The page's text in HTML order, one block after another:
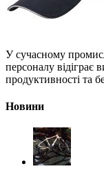
У сучасному
персоналу відіграє
продуктивності та
Новини